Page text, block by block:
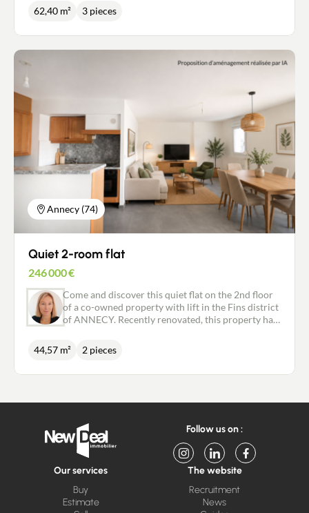
62,40 m² 3 pieces
Annecy (74)
Quiet 2-room flat
246 000€
Come and discover this quiet flat on the 2nd floor
of a co-owned property with lift in the Fins district
of ANNECY. Recently renovated, this property has
a terrace, a separate WC and a bedroom with
shower room. Sold with cellar and garage. Gas and
44,57 m² 2 pieces
Follow us on :
Our services
Buy
Estimate
The website
Recruitment
News